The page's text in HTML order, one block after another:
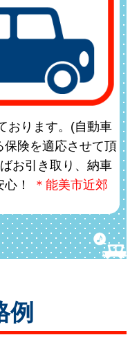
おります。(自動車
険を適応させて頂
お引き取り、納車
！
＊能美市近郊
例